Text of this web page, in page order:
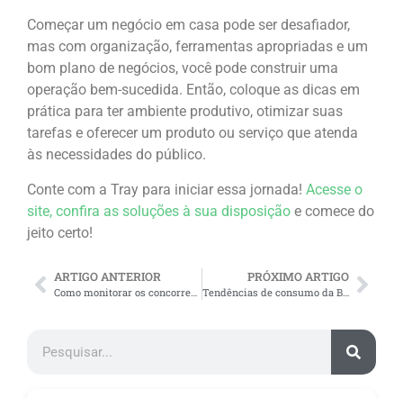
Começar um negócio em casa pode ser desafiador,
mas com organização, ferramentas apropriadas e um
bom plano de negócios, você pode construir uma
operação bem-sucedida. Então, coloque as dicas em
prática para ter ambiente produtivo, otimizar suas
tarefas e oferecer um produto ou serviço que atenda
às necessidades do público.
Conte com a Tray para iniciar essa jornada! Acesse o
site, confira as soluções à sua disposição e comece do
jeito certo!
ARTIGO ANTERIOR
Como monitorar os concorrentes em 10 passos
PRÓXIMO ARTIGO
Tendências de consumo da Black Friday 2025: prepare seu e-commerce